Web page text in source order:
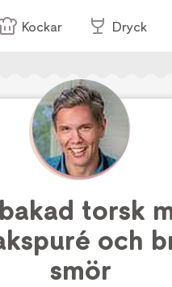
Kockar Dryck
torsk
och
smör